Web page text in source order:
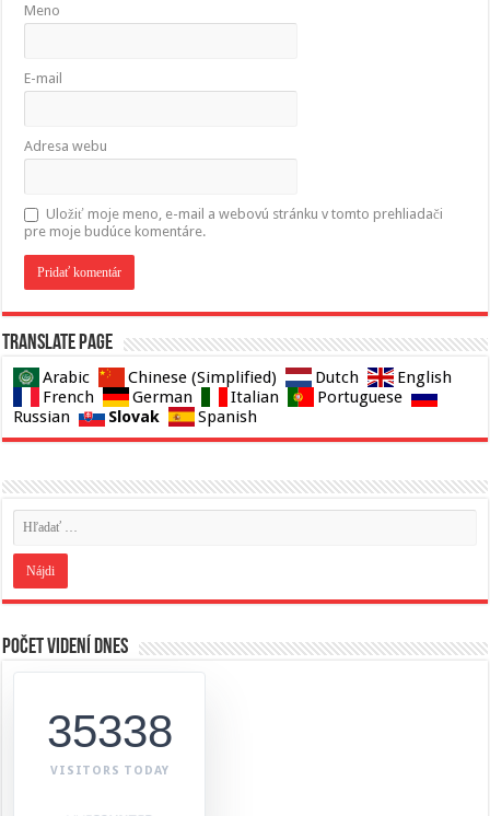
Meno
E-mail
Adresa webu
Uložiť moje meno, e-mail a webovú stránku v tomto prehliadači
pre moje budúce komentáre.
Translate page
Arabic Chinese (Simplified) Dutch
English
French
German Italian
Portuguese
Russian
Slovak Spanish
Počet videní dnes
35338
VISITORS TODAY